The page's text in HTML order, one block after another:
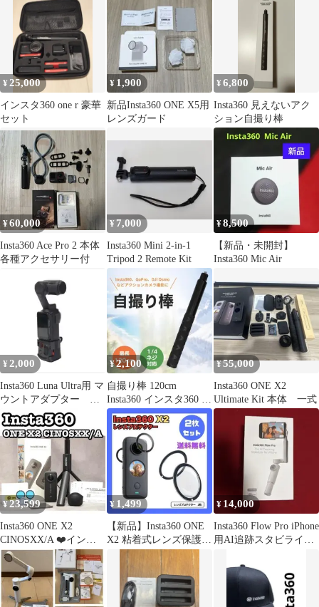
¥ 25,000
インスタ360 one r 豪華
セット
¥ 1,900
新品Insta360 ONE X5用
レンズガード
¥6,800
Insta360 見えないアク
ション自撮り棒
¥60,000
Insta360 Ace Pro 2 本体
各種アクセサリー付
¥7,000
Insta360 Mini 2-in-1
Tripod 2 Remote Kit
¥8,500
【新品・未開封】
Insta360 Mic Air
¥ 2,000
Insta360 Luna Ultra用 マ
ウントアダプター ア
クションカム
¥2,100
自撮り棒 120cm
Insta360 インスタ360 カ
メラ 伸縮 軽量
¥55,000
Insta360 ONE X2
Ultimate Kit 本体 一式
¥23,599
Insta360 ONE X2
CINOSXX/A ❤️インス
タグラム SNS
¥ 1,499
【新品】Insta360 ONE
X2 粘着式レンズ保護フ
ィルター プロテクター
¥ 14,000
Insta360 Flow Pro iPhone
用AI追跡スタビライザ